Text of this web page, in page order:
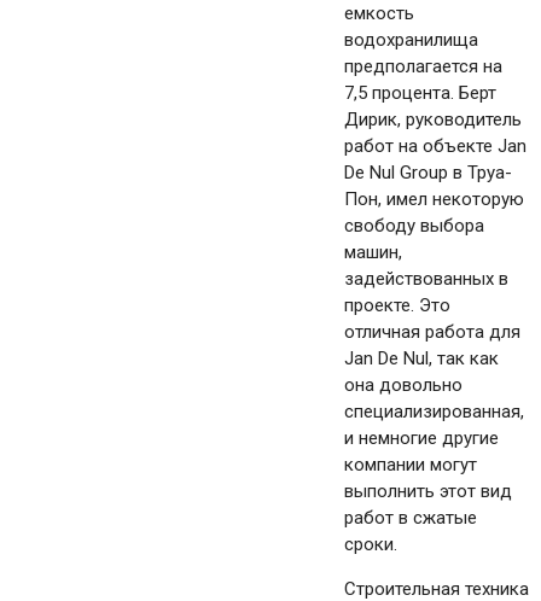
емкость
водохранилища
предполагается на
7,5 процента. Берт
Дирик, руководитель
работ на объекте Jan
De Nul Group в Труа-
Пон, имел некоторую
свободу выбора
машин,
задействованных в
проекте. Это
отличная работа для
Jan De Nul, так как
она довольно
специализированная,
и немногие другие
компании могут
выполнить этот вид
работ в сжатые
сроки.
Строительная техника